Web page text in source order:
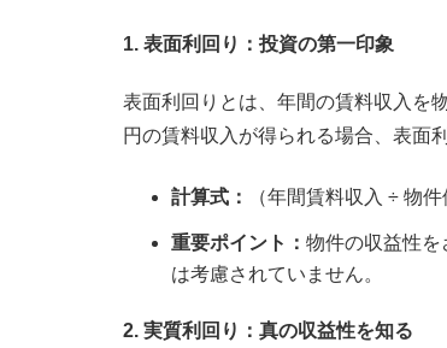
1. 表面利回り：投資の第一印象
表面利回りとは、年間の賃料収入を
円の賃料収入が得られる場合、表面
計算式： （年間賃料収入 ÷ 物
重要ポイント： 物件の収益性
は考慮されていません。
2. 実質利回り：真の収益性を知る